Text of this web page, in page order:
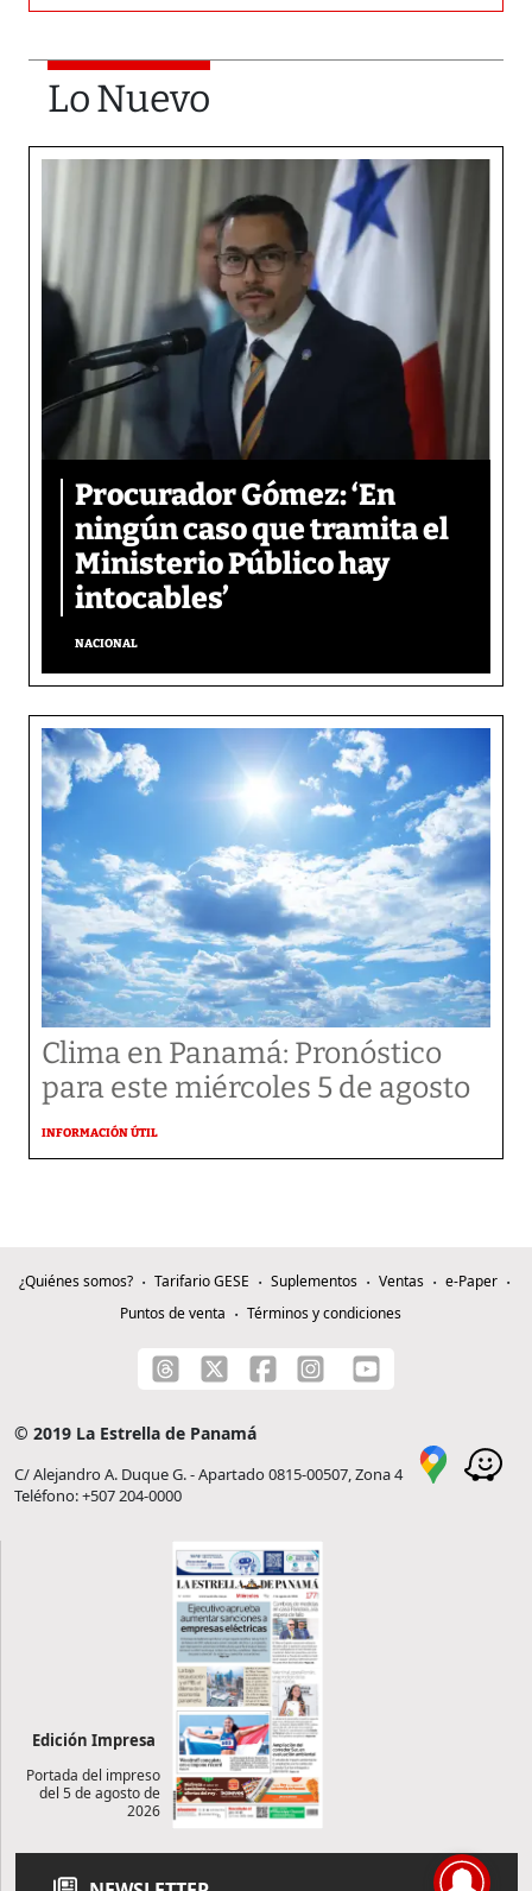
Lo Nuevo
Procurador Gómez: ‘En
ningún caso que tramita el
Ministerio Público hay
intocables’
NACIONAL
Clima en Panamá: Pronóstico
para este miércoles 5 de agosto
INFORMACIÓN ÚTIL
¿Quiénes somos? Tarifario GESE Suplementos Ventas
e-Paper
Puntos de venta
Términos y condiciones
© 2019 La Estrella de Panamá
C/ Alejandro A. Duque G. - Apartado 0815-00507, Zona 4
Teléfono: +507 204-0000
Edición Impresa
Portada del impreso
del 5 de agosto de
2026